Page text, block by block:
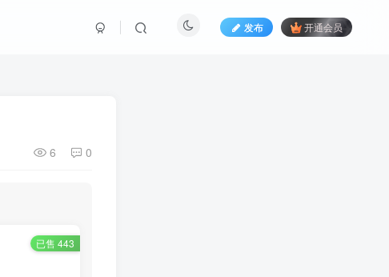
发布 开通会员
6 0
已售 443